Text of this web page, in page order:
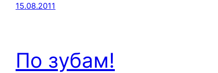
15.08.2011
По зубам!